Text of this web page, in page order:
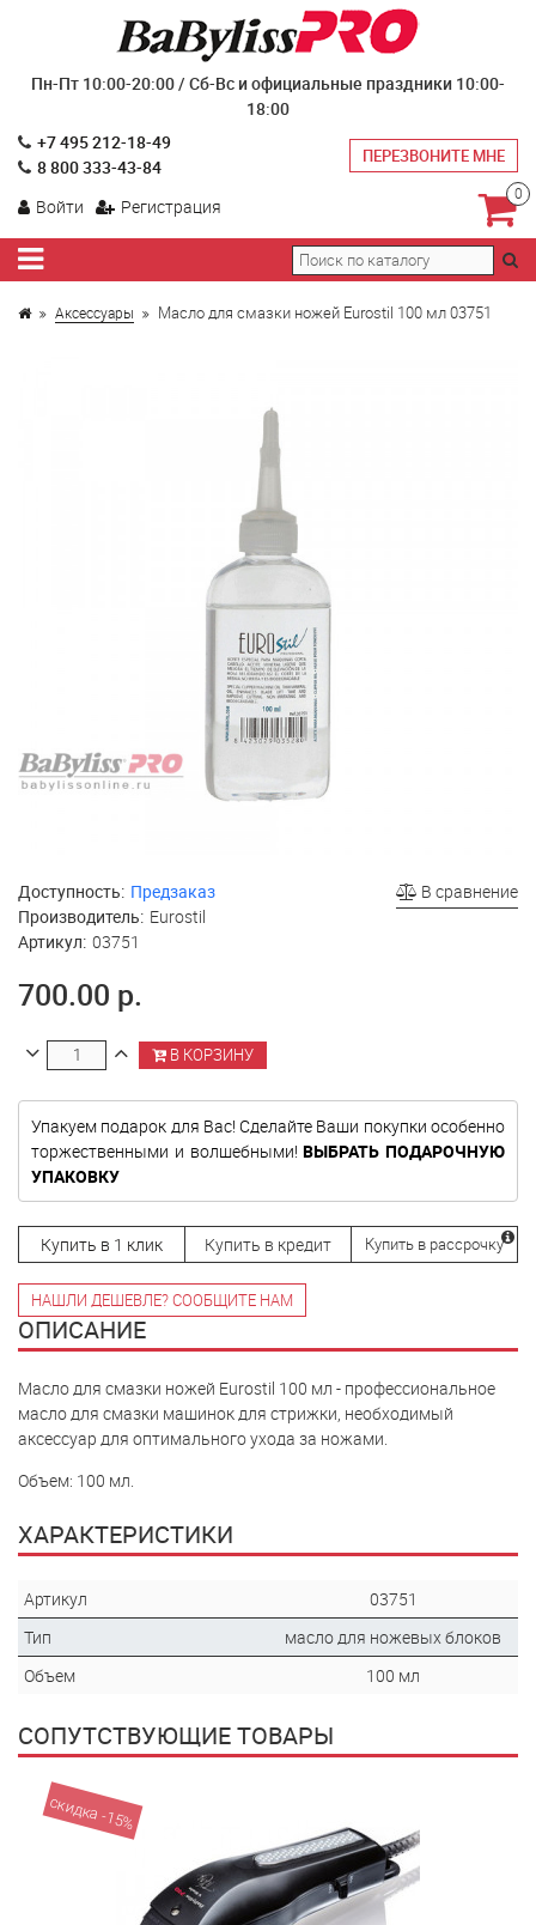
Пн-Пт 10:00-20:00 / Сб-Вс и официальные праздники 10:00-
18:00
+7 495 212-18-49
8 800 333-43-84
ПЕРЕЗВОНИТЕ МНЕ
Войти Регистрация
0
Аксессуары Масло для смазки ножей Eurostil 100 мл 03751
В сравнение
Доступность: Предзаказ
Производитель: Eurostil
Артикул: 03751
700.00 р.
В КОРЗИНУ
Упакуем подарок для Вас! Сделайте Ваши покупки особенно
торжественными и волшебными!ВЫБРАТЬ ПОДАРОЧНУЮ
УПАКОВКУ
Купить в 1 клик Купить в кредит Купить в рассрочку
НАШЛИ ДЕШЕВЛЕ? СООБЩИТЕ НАМ
ОПИСАНИЕ
Масло для смазки ножей Eurostil 100 мл - профессиональное
масло для смазки машинок для стрижки, необходимый
аксессуар для оптимального ухода за ножами.
Объем: 100 мл.
ХАРАКТЕРИСТИКИ
Артикул
03751
Тип
масло для ножевых блоков
Объем
100 мл
СОПУТСТВУЮЩИЕ ТОВАРЫ
скидка -15%